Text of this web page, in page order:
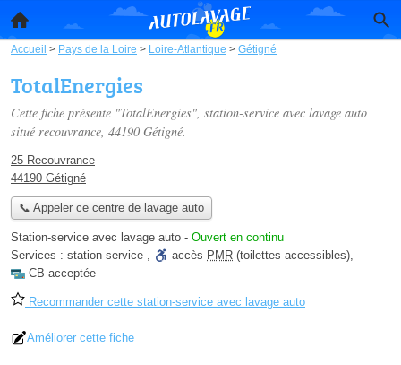
Accueil > Pays de la Loire > Loire-Atlantique > Gétigné
TotalEnergies
Cette fiche présente "TotalEnergies", station-service avec lavage auto
situé recouvrance, 44190 Gétigné.
25 Recouvrance
44190 Gétigné
📞 Appeler ce centre de lavage auto
Station-service avec lavage auto - Ouvert en continu
Services : station-service , accès PMR (toilettes accessibles),
CB acceptée
Recommander cette station-service avec lavage auto
Améliorer cette fiche